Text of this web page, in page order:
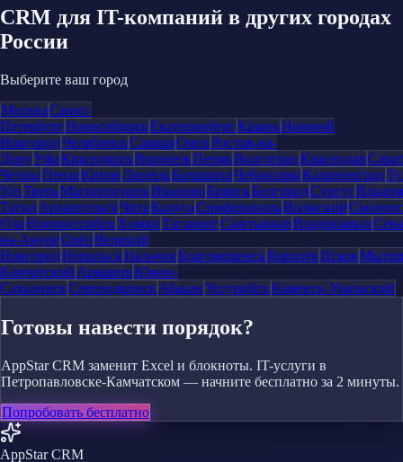
CRM для IT-компаний в других городах
России
Выберите ваш город
МоскваСанкт-
ПетербургНовосибирскЕкатеринбургКазаньНижний
НовгородЧелябинскСамараОмскРостов-на-
ДонуУфаКрасноярскВоронежПермьВолгоградКраснодар
ЧелныПензаКировЛипецкБалашихаЧебоксарыКалининград
УдэТверьМагнитогорскИвановоБрянскБелгородСургут
ТагилАрхангельскЧитаКалугаСимферопольВолжский
ОлаНовороссийскХимкиТаганрогСыктывкарВладикавказ
на-АмуреОрёлВеликий
НовгородНорильскНальчикБлаговещенскКоролёвПсков
Камчатский АрмавирЮжно-
СахалинскСеверодвинскАбаканУссурийскКаменск-Уральский
Готовы навести порядок?
AppStar CRM заменит Excel и блокноты. IT-услуги в
Петропавловске-Камчатском — начните бесплатно за 2 минуты.
Попробовать бесплатно
AppStar CRM